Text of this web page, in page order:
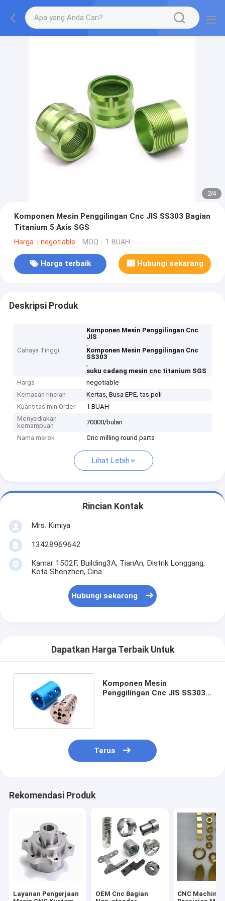
2/4
Komponen Mesin Penggilingan Cnc JIS SS303 Bagian
Titanium 5 Axis SGS
Harga：negotiable MOQ：1 BUAH
Harga terbaik Hubungi sekarang
Deskripsi Produk
Cahaya Tinggi
Komponen Mesin Penggilingan Cnc
JIS
,
Komponen Mesin Penggilingan Cnc
SS303
,
suku cadang mesin cnc titanium SGS
Harga
negotiable
Kemasan rincian
Kertas, Busa EPE, tas poli
Kuantitas min Order
1 BUAH
Menyediakan
kemampuan
70000/bulan
Nama merek Cnc milling round parts
Lihat Lebih
Rincian Kontak
Mrs. Kimiya
13428969642
Kamar 1502F, Building3A, TianAn, Distrik Longgang,
Kota Shenzhen, Cina
Hubungi sekarang
Dapatkan Harga Terbaik Untuk
Komponen Mesin
Penggilingan Cnc JIS SS303
Terus
Rekomendasi Produk
Layanan Pengerjaan
OEM Cnc Bagian
CNC